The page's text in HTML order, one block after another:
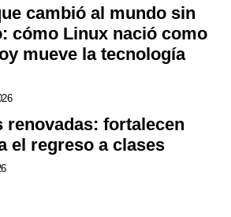
cambió al mundo sin
cómo Linux nació como
mueve la tecnología
renovadas: fortalecen
el regreso a clases